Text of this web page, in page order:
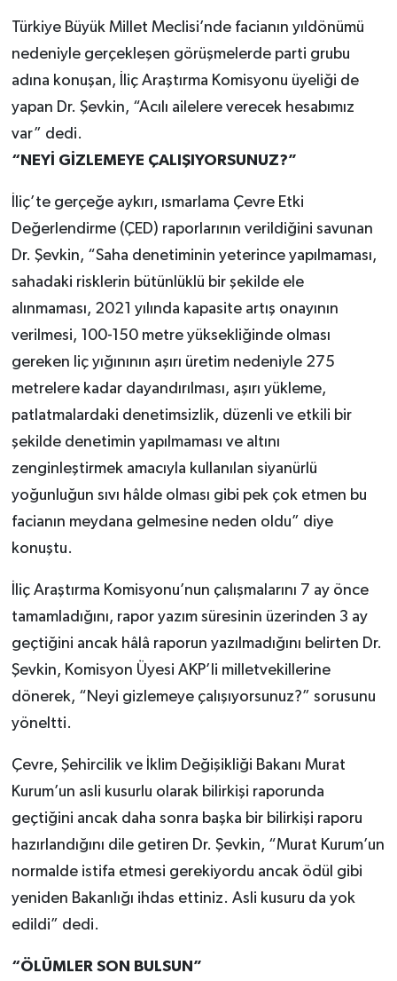
Türkiye Büyük Millet Meclisi’nde facianın yıldönümü
nedeniyle gerçekleşen görüşmelerde parti grubu
adına konuşan, İliç Araştırma Komisyonu üyeliği de
yapan Dr. Şevkin, “Acılı ailelere verecek hesabımız
var” dedi.
“NEYİ GİZLEMEYE ÇALIŞIYORSUNUZ?”
İliç’te gerçeğe aykırı, ısmarlama Çevre Etki
Değerlendirme (ÇED) raporlarının verildiğini savunan
Dr. Şevkin, “Saha denetiminin yeterince yapılmaması,
sahadaki risklerin bütünlüklü bir şekilde ele
alınmaması, 2021 yılında kapasite artış onayının
verilmesi, 100-150 metre yüksekliğinde olması
gereken liç yığınının aşırı üretim nedeniyle 275
metrelere kadar dayandırılması, aşırı yükleme,
patlatmalardaki denetimsizlik, düzenli ve etkili bir
şekilde denetimin yapılmaması ve altını
zenginleştirmek amacıyla kullanılan siyanürlü
yoğunluğun sıvı hâlde olması gibi pek çok etmen bu
facianın meydana gelmesine neden oldu” diye
konuştu.
İliç Araştırma Komisyonu’nun çalışmalarını 7 ay önce
tamamladığını, rapor yazım süresinin üzerinden 3 ay
geçtiğini ancak hâlâ raporun yazılmadığını belirten Dr.
Şevkin, Komisyon Üyesi AKP’li milletvekillerine
dönerek, “Neyi gizlemeye çalışıyorsunuz?” sorusunu
yöneltti.
Çevre, Şehircilik ve İklim Değişikliği Bakanı Murat
Kurum’un asli kusurlu olarak bilirkişi raporunda
geçtiğini ancak daha sonra başka bir bilirkişi raporu
hazırlandığını dile getiren Dr. Şevkin, “Murat Kurum’un
normalde istifa etmesi gerekiyordu ancak ödül gibi
yeniden Bakanlığı ihdas ettiniz. Asli kusuru da yok
edildi” dedi.
“ÖLÜMLER SON BULSUN”